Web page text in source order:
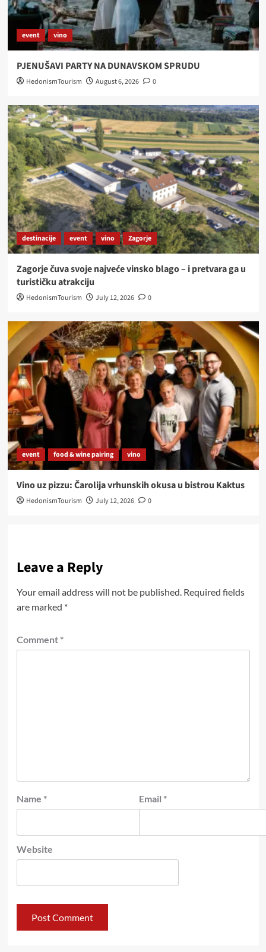
event vino
PJENUŠAVI PARTY NA DUNAVSKOM SPRUDU
HedonismTourism August 6, 2026 0
destinacije event vino Zagorje
Zagorje čuva svoje najveće vinsko blago – i pretvara ga u
turističku atrakciju
HedonismTourism July 12, 2026 0
event food & wine pairing vino
Vino uz pizzu: Čarolija vrhunskih okusa u bistrou Kaktus
HedonismTourism July 12, 2026 0
Leave a Reply
Your email address will not be published. Required fields
are marked *
Comment *
Name * Email *
Website